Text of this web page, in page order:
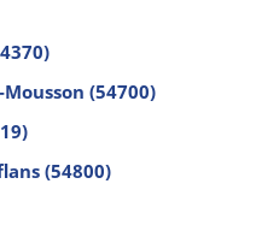
(54700)
(54800)